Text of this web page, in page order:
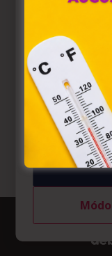
A „sütiket" az
törvény, az
információs
egyes kérdéseiről
az Európai Unió
Azon
belül működnek,
felhasználó
tárolásához a